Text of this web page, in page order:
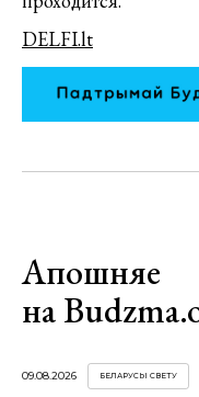
DELFI.lt
Апошняе
на
09.08.2026 БЕЛАРУСЫ СВЕТУ